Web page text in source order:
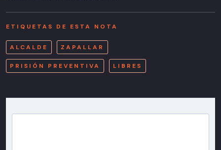
ETIQUETAS DE ESTA NOTA
ALCALDE ZAPALLAR
PRISIÓN PREVENTIVA LIBRES